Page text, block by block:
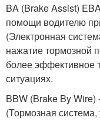
BA (Brake Assist)
помощи водителю
(Электронная
нажатие тормозной
более эффективное
ситуациях.
BBW (Brake By
(Тормозная система,